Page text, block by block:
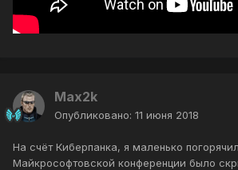
Max2k
Опубликовано: 11 июня 2018
На счёт Киберпанка, я маленько
Майкрософтовской конференции было